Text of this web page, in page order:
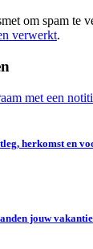
om spam te
verwerkt.
herkomst en
jouw